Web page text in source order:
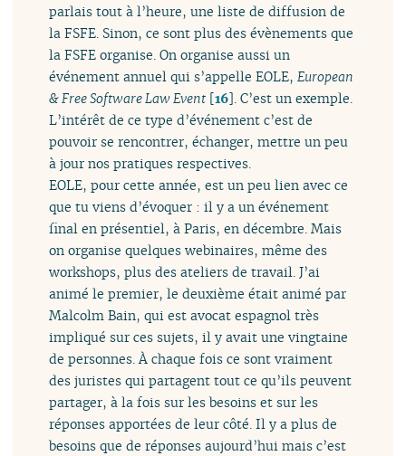
parlais tout à l’heure, une liste de diffusion de
la FSFE. Sinon, ce sont plus des évènements que
la FSFE organise. On organise aussi un
événement annuel qui s’appelle EOLE,European
& Free Software Law Event [16]. C’est un exemple.
L’intérêt de ce type d’événement c’est de
pouvoir se rencontrer, échanger, mettre un peu
à jour nos pratiques respectives.
EOLE, pour cette année, est un peu lien avec ce
que tu viens d’évoquer : il y a un événement
final en présentiel, à Paris, en décembre. Mais
on organise quelques webinaires, même des
workshops, plus des ateliers de travail. J’ai
animé le premier, le deuxième était animé par
Malcolm Bain, qui est avocat espagnol très
impliqué sur ces sujets, il y avait une vingtaine
de personnes. À chaque fois ce sont vraiment
des juristes qui partagent tout ce qu’ils peuvent
partager, à la fois sur les besoins et sur les
réponses apportées de leur côté. Il y a plus de
besoins que de réponses aujourd’hui mais c’est